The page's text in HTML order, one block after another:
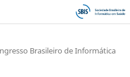
Brasileiro de Informática